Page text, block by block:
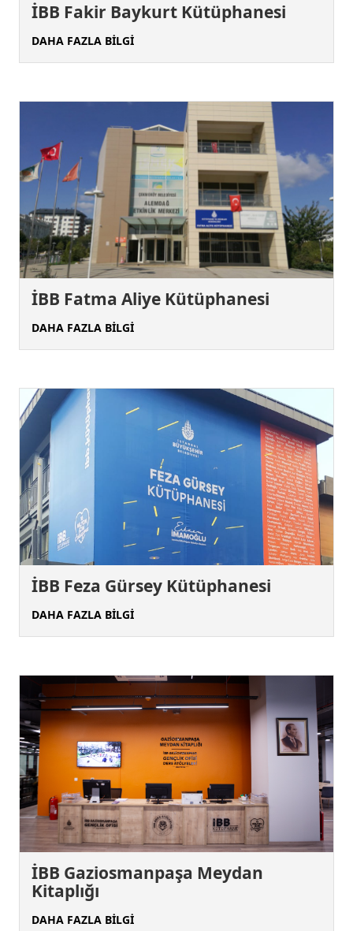
İBB Fakir Baykurt Kütüphanesi
DAHA FAZLA BİLGİ
İBB Fatma Aliye Kütüphanesi
DAHA FAZLA BİLGİ
İBB Feza Gürsey Kütüphanesi
DAHA FAZLA BİLGİ
İBB Gaziosmanpaşa Meydan
Kitaplığı
DAHA FAZLA BİLGİ